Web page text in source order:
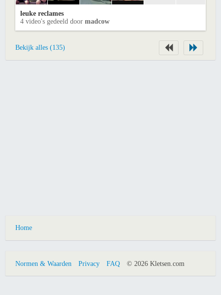
leuke reclames
4 video's gedeeld door madcow
Bekijk alles (135)
Home
Normen & Waarden Privacy FAQ © 2026 Kletsen.com